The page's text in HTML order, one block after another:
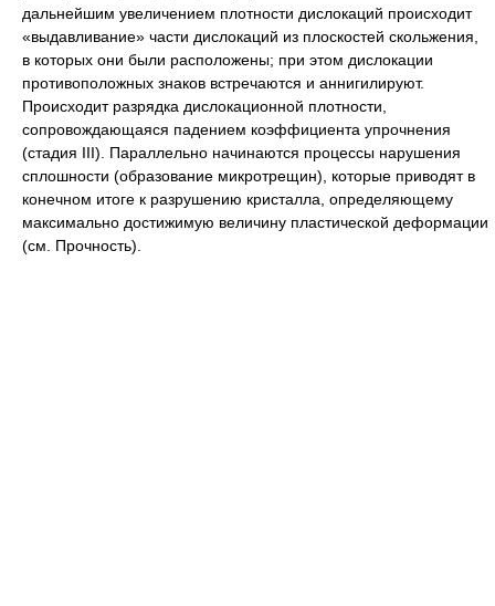
дальнейшим увеличением плотности дислокаций происходит
«выдавливание» части дислокаций из плоскостей скольжения,
в которых они были расположены; при этом дислокации
противоположных знаков встречаются и аннигилируют.
Происходит разрядка дислокационной плотности,
сопровождающаяся падением коэффициента упрочнения
(стадия III)
Параллельно начинаются процессы нарушения
сплошности (образование микротрещин), которые приводят в
конечном итоге к разрушению кристалла, определяющему
максимально достижимую величину пластической деформации
(см. Прочность)